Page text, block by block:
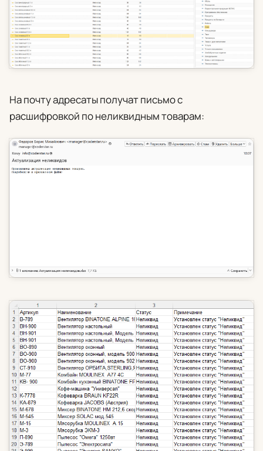
На почту адресаты получат письмо с
расшифровкой по неликвидным товарам: